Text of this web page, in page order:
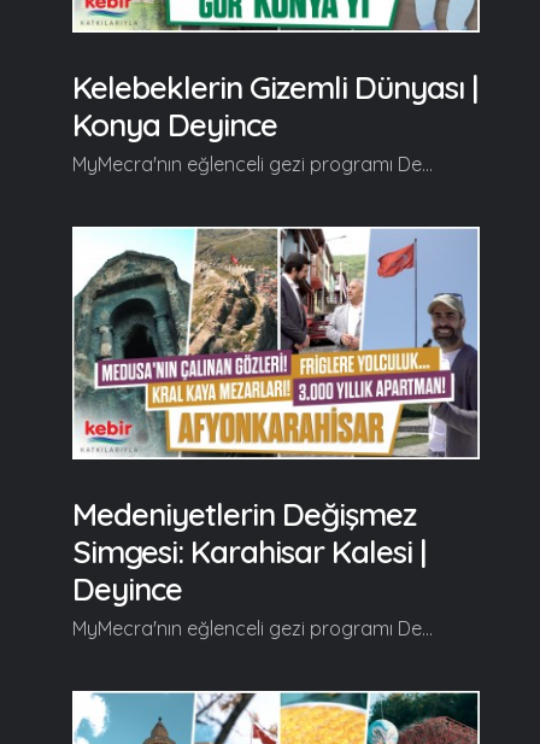
Kelebeklerin Gizemli Dünyası |
Konya Deyince
MyMecra'nın eğlenceli gezi programı Deyince'nin yeni durağı maneviyat ikliminin kalbi, kadim devlet Selçuklu'nun başkenti Konya oluyor. Deyince, yeni bölümünde tarihi ve manevi güzellikleriyle herkesi hayran bırakan Mevlana Türbesi, Sultan Selim Camii, Konya Panaroma Müzesi, Kadınlar Pazarı, Aziziye Camii, Bedesten, Kapı Camii, İplikçi Camii, Konya Sanayi Mektebi, Mecmau'l Bahreyn, Sille, Aya Eleni Kilisesi, Tropikal Kelebek Bahçesi, Zazadın Hanı ve Konya Bilim Merkezi'nin en özel yanlarını izleyiciyle buluşturuyor... Devamı videoda... Gelin, Beraber Yürüyelim...
Medeniyetlerin Değişmez
Simgesi: Karahisar Kalesi |
Deyince
MyMecra'nın eğlenceli gezi programı Deyince'nin yeni durağı tarihe tanıklık eden şehir Afyonkarahisar oluyor. Deyince, yeni bölümünde tarihi ve turistik güzellikleriyle herkesi hayran bırakan Kocatepe, Afyonkarahisar Kültür ve Sanat Evi, Tarih Sokağı, Afyonkarahisar Kalesi, Ulu Camii, Bedesten, Taşhan, Türk İslam Sanatları Müzesi, Mevlevi Camii, Frig Vadisi, Afyonkarahisar Gastronomi Konağı, Afyon Paşa Camii, Akarçay Nehri'nin en özel yanlarını izleyiciyle buluşturuyor... Devamı videoda... Gelin, Beraber Yürüyelim...